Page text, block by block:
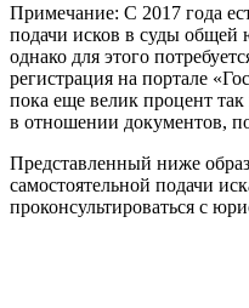
Примечание: С 2017 года
подачи исков в суды
однако для этого
регистрация на портале
пока еще велик процент
в отношении документов,
Представленный ниже
самостоятельной подачи
проконсультироваться с